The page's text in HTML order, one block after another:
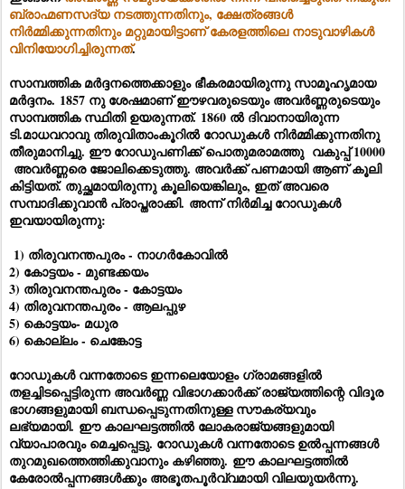
ബ്രാഹ്മണസദ്യ നടത്തുന്നതിനും, ക്ഷേത്രങ്ങൾ
നിർമ്മിക്കുന്നതിനും മറ്റുമായിട്ടാണ് കേരളത്തിലെ നാടുവാഴികൾ
വിനിയോഗിച്ചിരുന്നത്.
സാമ്പത്തിക മർദ്ദനത്തെക്കാളും ഭീകരമായിരുന്നു സാമൂഹൃമായ
മർദ്ദനം. 1857 നു ശേഷമാണ് ഈഴവരുടെയും അവർണ്ണരുടെയും
സാമ്പത്തിക സ്ഥിതി ഉയരുന്നത്. 1860 ൽ ദിവാനായിരുന്ന
ടി.മാധവറാവു തിരുവിതാംകൂറിൽ റോഡുകൾ നിർമ്മിക്കുന്നതിനു
തീരുമാനിച്ചു. ഈ റോഡുപണിക്ക് പൊതുമരാമത്തു വകുപ്പ് 10000
അവർണ്ണരെ ജോലിക്കെടുത്തു. അവർക്ക് പണമായി ആണ് കൂലി
കിട്ടിയത്. തുച്ഛമായിരുന്നു കൂലിയെങ്കിലും, ഇത് അവരെ
സമ്പാദിക്കുവാൻ പ്രാപ്തരാക്കി. അന്ന് നിർമിച്ച റോഡുകൾ
ഇവയായിരുന്നു:
1) തിരുവനന്തപുരം - നാഗർകോവിൽ
2) കോട്ടയം - മുണ്ടക്കയം
3) തിരുവനന്തപുരം - കോട്ടയം
4) തിരുവനന്തപുരം - ആലപ്പുഴ
5) കൊട്ടയം- മധുര
6) കൊല്ലം - ചെങ്കോട്ട
റോഡുകൾ വന്നതോടെ ഇന്നലെയോളം ഗ്രാമങ്ങളിൽ
തളച്ചിടപ്പെട്ടിരുന്ന അവർണ്ണ വിഭാഗക്കാർക്ക് രാജ്യത്തിന്റെ വിദൂര
ഭാഗങ്ങളുമായി ബന്ധപ്പെടുന്നതിനുള്ള സൗകര്യവും
ലഭ്യമായി. ഈ കാലഘട്ടത്തിൽ ലോകരാജ്യങ്ങളുമായി
വ്യാപാരവും മെച്ചപ്പെട്ടു. റോഡുകൾ വന്നതോടെ ഉൽപ്പന്നങ്ങൾ
തുറമുഖത്തെത്തിക്കുവാനും കഴിഞ്ഞു. ഈ കാലഘട്ടത്തിൽ
കേരോൽപ്പന്നങ്ങൾക്കും അഭൂതപൂർവ്വമായി വിലയുയർന്നു.